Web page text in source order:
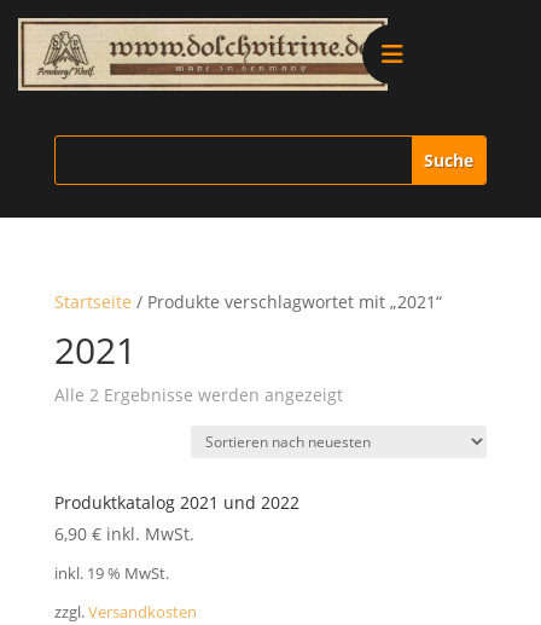
Vitrinen
Literatur
Merchandise
FAQ
Startseite / Produkte verschlagwortet mit „2021“
2021
Alle 2 Ergebnisse werden angezeigtNach
sortiert
Produktkatalog 2021 und 2022
6,90 € inkl. MwSt.
inkl. 19 % MwSt.
zzgl.Versandkosten